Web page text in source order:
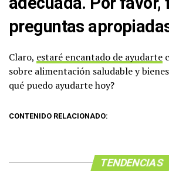
preguntas
Claro, estaré encantado de ayudarte
sobre alimentación saludable y
qué puedo ayudarte hoy?
CONTENIDO RELACIONADO:
TENDENCIAS